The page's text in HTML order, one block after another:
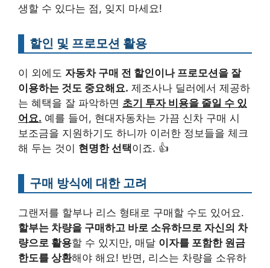
생할 수 있다는 점, 잊지 마세요!
할인 및 프로모션 활용
이 외에도 자동차 구매 전 할인이나 프로모션을 잘
이용하는 것도 중요해요. 제조사나 딜러에서 제공하
는 혜택을 잘 파악하면 초기 투자 비용을 줄일 수 있
어요. 예를 들어, 현대자동차는 가끔 신차 구매 시
보조금을 지원하기도 하니까 이러한 정보들을 체크
해 두는 것이 현명한 선택이죠. 👍
구매 방식에 대한 고려
그랜저를 할부나 리스 형태로 구매할 수도 있어요.
할부는 차량을 구매하고 바로 소유하므로 자신의 차
량으로 활용할 수 있지만, 매달 이자를 포함한 원금
한도를 상환해야 해요! 반면, 리스는 차량을 소유하